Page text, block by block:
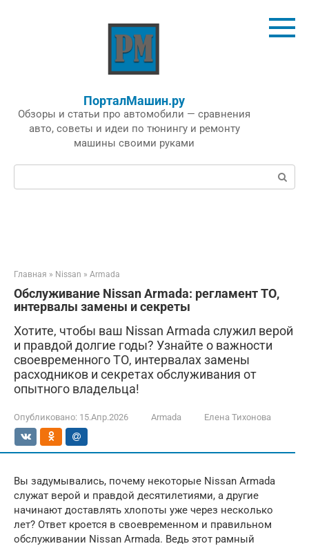
ПорталМашин.ру
Обзоры и статьи про автомобили — сравнения
авто, советы и идеи по тюнингу и ремонту
машины своими руками
Поиск:
Главная » Nissan » Armada
Обслуживание Nissan Armada: регламент ТО,
интервалы замены и секреты
Хотите, чтобы ваш Nissan Armada служил верой
и правдой долгие годы? Узнайте о важности
своевременного ТО, интервалах замены
расходников и секретах обслуживания от
опытного владельца!
Опубликовано: 15.Апр.2026 Armada Елена Тихонова
Вы задумывались, почему некоторые Nissan Armada
служат верой и правдой десятилетиями, а другие
начинают доставлять хлопоты уже через несколько
лет? Ответ кроется в своевременном и правильном
обслуживании Nissan Armada. Ведь этот рамный